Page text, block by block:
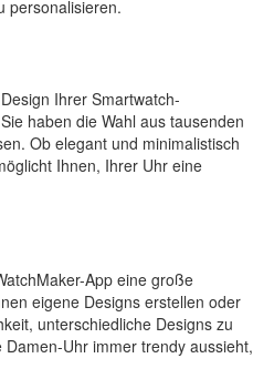
personalisieren.
Ihrer Smartwatch-
haben die Wahl aus tausenden
Ob elegant und minimalistisch
Ihnen, Ihrer Uhr eine
App eine große
eigene Designs erstellen oder
unterschiedliche Designs zu
Uhr immer trendy aussieht,